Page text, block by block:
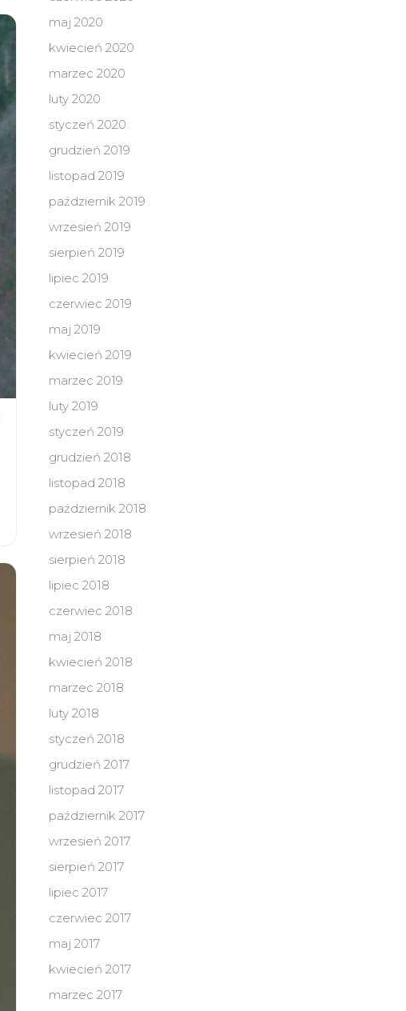
maj 2020
kwiecień 2020
marzec 2020
luty 2020
styczeń 2020
grudzień 2019
listopad 2019
październik 2019
wrzesień 2019
sierpień 2019
lipiec 2019
czerwiec 2019
maj 2019
kwiecień 2019
marzec 2019
luty 2019
styczeń 2019
grudzień 2018
listopad 2018
październik 2018
wrzesień 2018
sierpień 2018
lipiec 2018
czerwiec 2018
maj 2018
kwiecień 2018
marzec 2018
luty 2018
styczeń 2018
grudzień 2017
listopad 2017
październik 2017
wrzesień 2017
sierpień 2017
lipiec 2017
czerwiec 2017
maj 2017
kwiecień 2017
marzec 2017